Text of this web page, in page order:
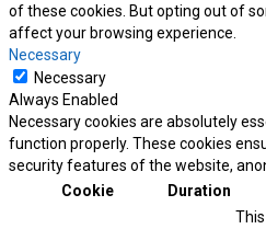
of these cookies. But opting out of
affect your browsing experience.
Necessary
Necessary
Always Enabled
Necessary cookies are absolutely
function properly. These cookies
security features of the website,
Cookie
Duration